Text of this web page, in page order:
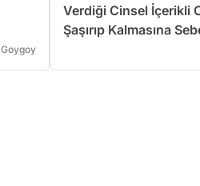
Goygoy
Verdiği Cinsel İçerikli
Şaşırıp Kalmasına